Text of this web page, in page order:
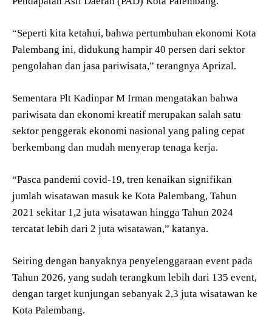
“Seperti kita ketahui, bahwa pertumbuhan ekonomi Kota
Palembang ini, didukung hampir 40 persen dari sektor
pengolahan dan jasa pariwisata,” terangnya Aprizal.
Sementara Plt Kadinpar M Irman mengatakan bahwa
pariwisata dan ekonomi kreatif merupakan salah satu
sektor penggerak ekonomi nasional yang paling cepat
berkembang dan mudah menyerap tenaga kerja.
“Pasca pandemi covid-19, tren kenaikan signifikan
jumlah wisatawan masuk ke Kota Palembang, Tahun
2021 sekitar 1,2 juta wisatawan hingga Tahun 2024
tercatat lebih dari 2 juta wisatawan,” katanya.
Seiring dengan banyaknya penyelenggaraan event pada
Tahun 2026, yang sudah terangkum lebih dari 135 event,
dengan target kunjungan sebanyak 2,3 juta wisatawan ke
Kota Palembang.